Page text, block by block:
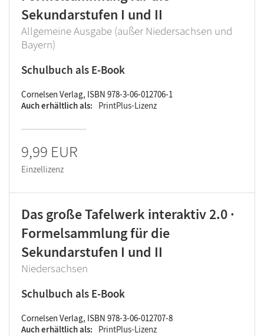
Sekundarstufen I und II
Allgemeine Ausgabe (außer Niedersachsen und
Bayern)
Schulbuch als E-Book
Cornelsen Verlag, ISBN 978-3-06-012706-1
Auch erhältlich als
PrintPlus-Lizenz
9,99 EUR
Einzellizenz
Das große Tafelwerk interaktiv 2.0 ·
Formelsammlung für die
Sekundarstufen I und II
Niedersachsen
Schulbuch als E-Book
Cornelsen Verlag, ISBN 978-3-06-012707-8
Auch erhältlich als
PrintPlus-Lizenz